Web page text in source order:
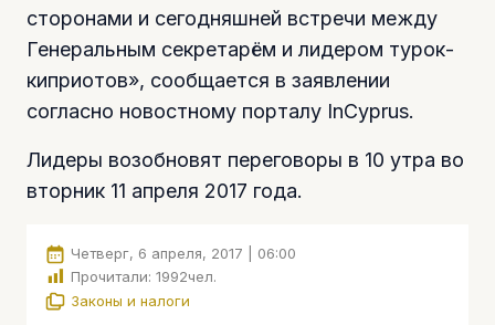
сторонами и сегодняшней встречи между
Генеральным секретарём и лидером турок-
киприотов», сообщается в заявлении
согласно новостному порталу InCyprus.
Лидеры возобновят переговоры в 10 утра во
вторник 11 апреля 2017 года.
Четверг, 6 апреля, 2017 | 06:00
Прочитали: 1992чел.
Законы и налоги